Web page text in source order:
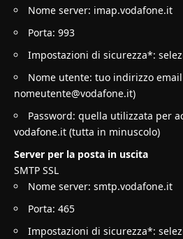
Nome server: imap.vodafone.it
Porta: 993
Impostazioni di sicurezza*:
Nome utente: tuo indirizzo email
nomeutente@vodafone.it)
Password: quella utilizzata per
vodafone.it (tutta in minuscolo)
Server per la posta in uscita
SMTP SSL
Nome server: smtp.vodafone.it
Porta: 465
Impostazioni di sicurezza*: